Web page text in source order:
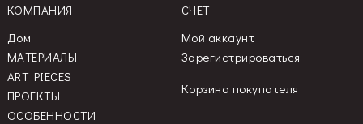
КОМПАНИЯ
Дом
МАТЕРИАЛЫ
ART PIECES
ПРОЕКТЫ
ОСОБЕННОСТИ
СЧЕТ
Мой аккаунт
Зарегистрироваться
Корзина покупателя